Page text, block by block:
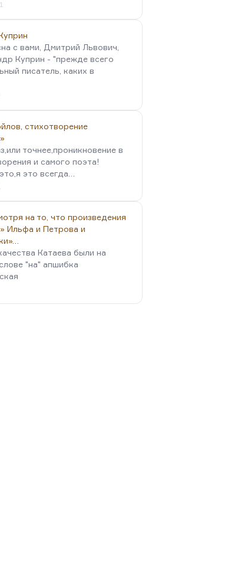
с вами, Дмитрий Львович,
Куприн - "прежде всего
писатель, каких в
стихотворение
точнее,проникновение в
и самого поэта!
это всегда…
на то, что произведения
Ильфа и Петрова и
Катаева были на
"на" апшибка